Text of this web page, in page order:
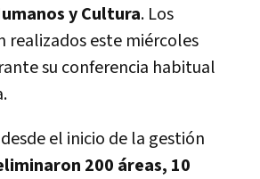
y Cultura. Los
realizados este miércoles
su conferencia habitual
el inicio de la gestión
200 áreas, 10